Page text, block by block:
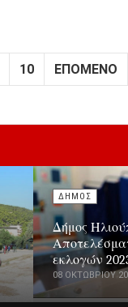
10 ΕΠΌΜΕΝΟ
ΔΗΜΟΣ
Δήμος
εκλογών
08 ΟΚΤΩΒΡΊΟΥ